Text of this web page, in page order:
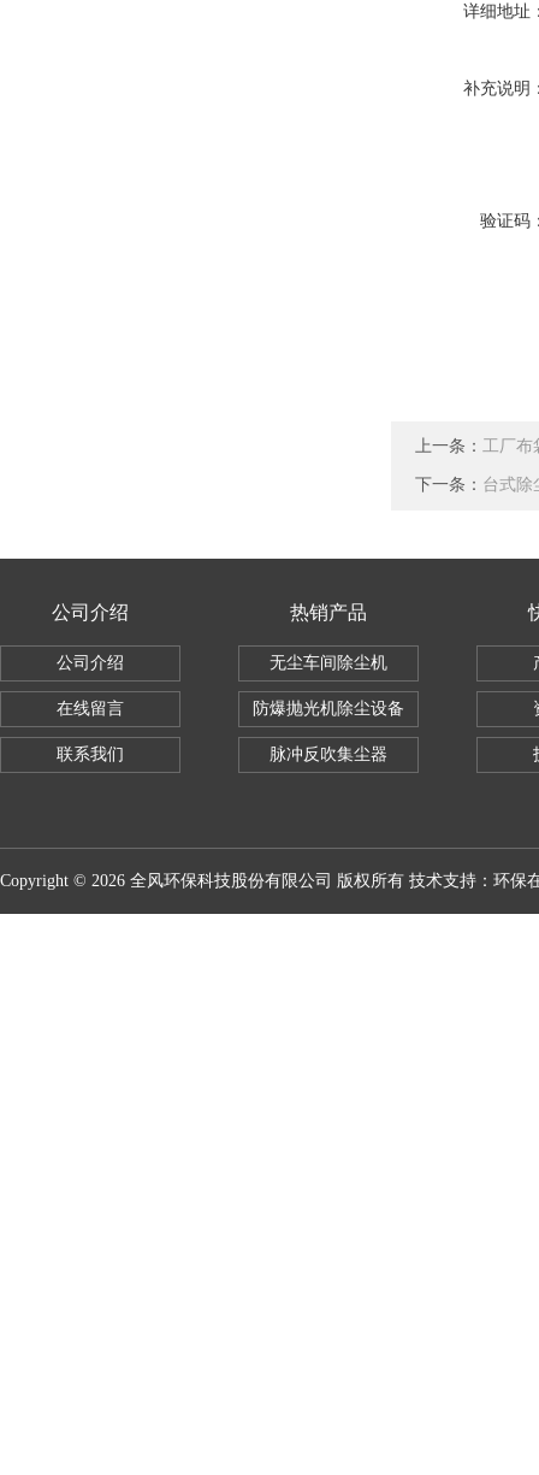
详细地址
补充说明
验证码
上一条： 工厂
下一条： 台式除
公司介绍
公司介绍
在线留言
联系我们
热销产品
无尘车间除尘机
防爆抛光机除尘设备
脉冲反吹集尘器
Copyright © 2026 全风环保科技股份有限公司 版权所有 技术支持： 环保